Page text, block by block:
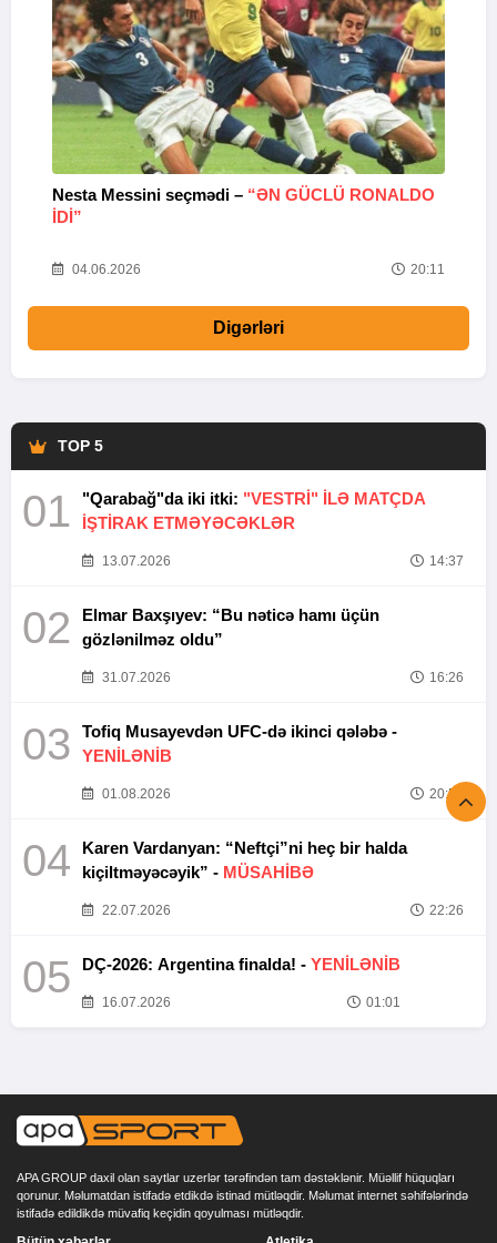
Nesta Messini seçmədi – “ƏN GÜCLÜ RONALDO
IDI”
04.06.2026 20:11
Digərləri
TOP 5
01 "Qarabağ"da iki itki: "VESTRİ" İLƏ MATÇDA
İŞTİRAK ETMƏYƏCƏKLƏR
13.07.2026 14:37
02
Elmar Baxşıyev: “Bu nəticə hamı üçün
gözlənilməz oldu”
31.07.2026 16:26
03
Tofiq Musayevdən UFC-də ikinci qələbə -
YENİLƏNİB
01.08.2026 20:52
04
Karen Vardanyan: “Neftçi”ni heç bir halda
kiçiltməyəcəyik” - MÜSAHİBƏ
22.07.2026 22:26
05 DÇ-2026: Argentina finalda! - YENİLƏNİB
16.07.2026 01:01
APA GROUP daxil olan saytlar uzerlər tərəfindən tam dəstəklənir. Müəllif hüquqları
qorunur. Məlumatdan istifadə etdikdə istinad mütləqdir. Məlumat internet səhifələrində
istifadə edildikdə müvafiq keçidin qoyulması mütləqdir.